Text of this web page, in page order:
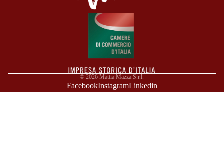
© 2026 Mattia Mazza S.r.l.
FacebookInstagramLinkedin